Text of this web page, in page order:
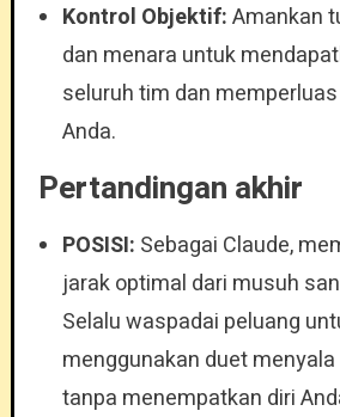
Kontrol Objektif:Amankan
dan menara untuk
seluruh tim dan
Anda.
Pertandingan akhir
POSISI: Sebagai Claude,
jarak optimal dari musuh
Selalu waspadai peluang
menggunakan duet
tanpa menempatkan diri